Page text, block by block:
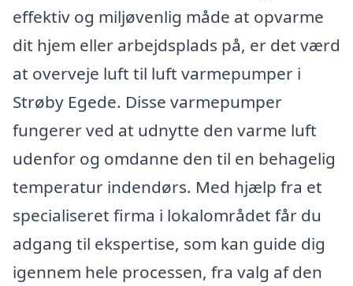
effektiv og miljøvenlig måde at opvarme
dit hjem eller arbejdsplads på, er det værd
at overveje luft til luft varmepumper i
Strøby Egede. Disse varmepumper
fungerer ved at udnytte den varme luft
udenfor og omdanne den til en behagelig
temperatur indendørs. Med hjælp fra et
specialiseret firma i lokalområdet får du
adgang til ekspertise, som kan guide dig
igennem hele processen, fra valg af den